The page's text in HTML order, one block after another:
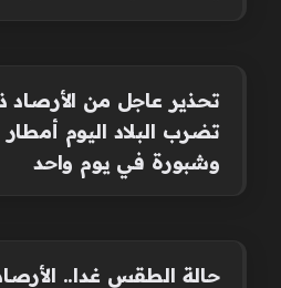
تحذير عاجل من
تضرب البلاد اليوم أمطار
وشبورة في يوم واحد
حالة الطقس غدا..